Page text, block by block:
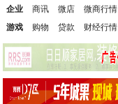
企业
游戏
商讯
购物
微店
贷款
微商行情
财经行情